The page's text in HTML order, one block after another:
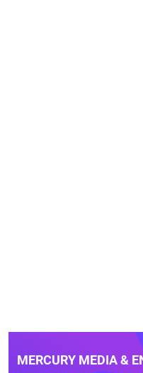
MERCURY MEDIA &